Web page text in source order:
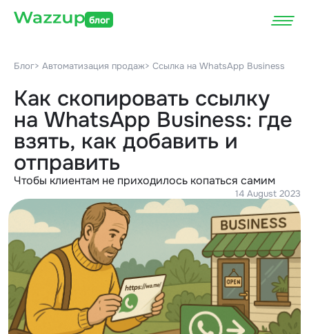
блог
Блог> Автоматизация продаж> Ссылка на WhatsApp Business
Как скопировать ссылку
на WhatsApp Business: где
взять, как добавить и
отправить
Чтобы клиентам не приходилось копаться самим
14 August 2023